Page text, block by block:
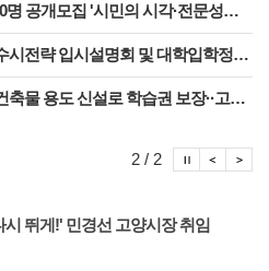
집 '시민의 시각·전문성으로 감사행정 제고'
입시설명회 및 대학입학정보박람회' 8일 개최
신설로 학습권 보장··고양자유학교 문제 해소
시 뛰게!' 민경선 고양시장 취임
2 / 2 포
포토이